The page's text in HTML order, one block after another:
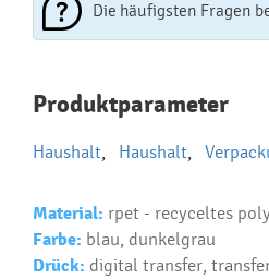
Die häufigsten Fragen
Najčastejšie otázky pri
reklamných predmetov
Ako realizujete potlač na
Ako si vybrať správny
Text...
Produktparameter
Haushalt, Haushalt,
Material: rpet - recyceltes
Farbe: blau, dunkelgrau
Drück: digital transfer,